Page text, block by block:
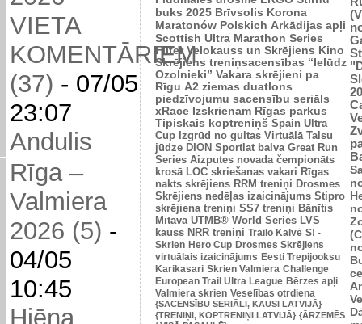
VIETA
KOMENTĀRIEM
(37) - 07/05
23:07
Andulis
Rīga –
Valmiera
2026 (5) -
04/05
10:45
Hiēna
buks 2025 Brīvsolis Korona
Maratonów Polskich Arkādijas apļi
Scottish Ultra Marathon Series
Filter Velokauss un Skrējiens Kino
Skrējiens treniņsacensības “Ielūdz
Ozolnieki” Vakara skrējieni pa
Rīgu A2 ziemas duatlons
piedzīvojumu sacensību seriāls
xRace Izskrienam Rīgas parkus
Tipiskais koptreniņš Spain Ultra
Cup Izgrūd no gultas Virtuālā Talsu
jūdze DION Sportlat balva Great Run
Series Aizputes novada čempionāts
krosā LOC skriešanas vakari Rīgas
nakts skrējiens RRM treniņi Drosmes
Skrējiens nedēļas izaicinājums Stipro
skrējiena treniņi SS7 treniņi Bānītis
Mītava UTMB® World Series LVS
kauss NRR treniņi Trailo Kalvė S! -
Skrien Hero Cup Drosmes Skrējiens
virtuālais izaicinājums Eesti Trepijooksu
Karikasari Skrien Valmiera Challenge
European Trail Ultra League Bērzes apļi
Valmiera skrien Veselības otrdiena
{SACENSĪBU SERIĀLI, KAUSI LATVIJĀ}
{TRENIŅI, KOPTRENIŅI LATVIJĀ} {ĀRZEMĒS